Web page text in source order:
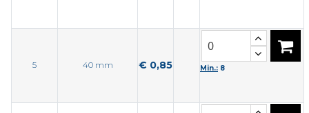
5 40 mm € 0,85 Min.: 8